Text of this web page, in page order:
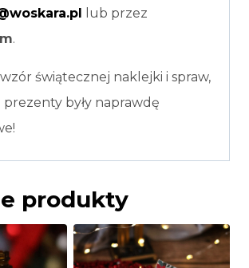
lub przez
.
świątecznej naklejki i spraw,
prezenty były naprawdę
produkty